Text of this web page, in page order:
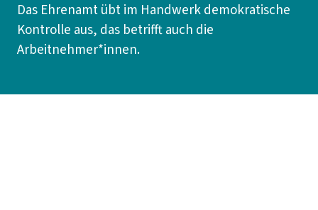
Das Ehrenamt übt im Handwerk demokratische
Kontrolle aus, das betrifft auch die
Arbeitnehmer*innen.